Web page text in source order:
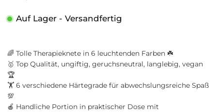
Auf Lager - Versandfertig
🌈 Tolle Therapieknete in 6 leuchtenden Farben ☘️
🥇 Top Qualität, ungiftig, geruchsneutral, langlebig, vegan
🏆
🏋 6 verschiedene Härtegrade für abwechslungsreiche Spaß
💯
🍎 Handliche Portion in praktischer Dose mit